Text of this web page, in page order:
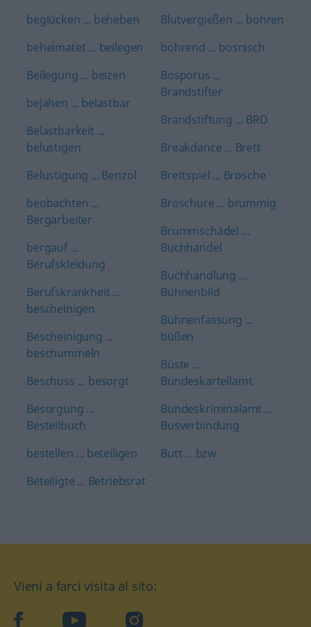
beglücken ... beheben
beheimatet ... beilegen
Beilegung ... beizen
bejahen ... belastbar
Belastbarkeit ...
belustigen
Belustigung ... Benzol
beobachten ...
Bergarbeiter
bergauf ...
Berufskleidung
Berufskrankheit ...
bescheinigen
Bescheinigung ...
beschummeln
Beschuss ... besorgt
Besorgung ...
Bestellbuch
bestellen ... beteiligen
Beteiligte ... Betriebsrat
Blutvergießen ... bohren
bohrend ... bosnisch
Bosporus ...
Brandstifter
Brandstiftung ... BRD
Breakdance ... Brett
Brettspiel ... Brosche
Broschüre ... brummig
Brummschädel ...
Buchhandel
Buchhandlung ...
Bühnenbild
Bühnenfassung ...
büßen
Büste ...
Bundeskartellamt
Bundeskriminalamt ...
Busverbindung
Butt ... bzw
Vieni a farci visita al sito:
facebook YouTube Instagram